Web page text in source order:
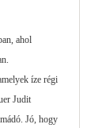
ahol
íze régi
Judit
Jó, hogy